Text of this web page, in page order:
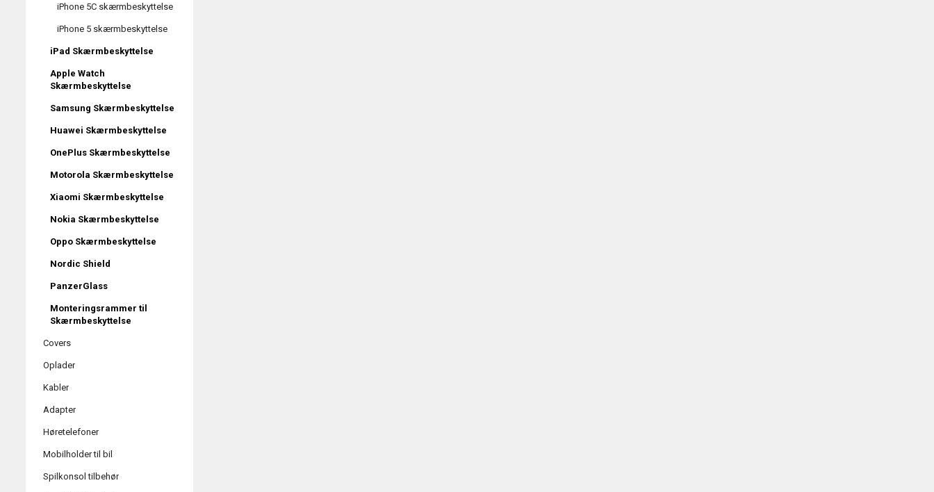
iPhone 5C skærmbeskyttelse
iPhone 5 skærmbeskyttelse
iPad Skærmbeskyttelse
Apple Watch
Skærmbeskyttelse
Samsung Skærmbeskyttelse
Huawei Skærmbeskyttelse
OnePlus Skærmbeskyttelse
Motorola Skærmbeskyttelse
Xiaomi Skærmbeskyttelse
Nokia Skærmbeskyttelse
Oppo Skærmbeskyttelse
Nordic Shield
PanzerGlass
Monteringsrammer til
Skærmbeskyttelse
Covers
Oplader
Kabler
Adapter
Høretelefoner
Mobilholder til bil
Spilkonsol tilbehør